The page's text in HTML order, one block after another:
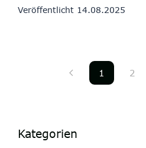
Veröffentlicht 14.08.2025
1 2
Kategorien